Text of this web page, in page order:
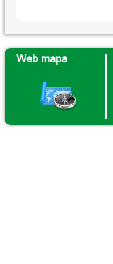
Web mapa